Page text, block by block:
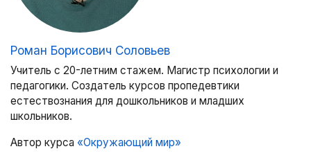
Роман Борисович Соловьев
Учитель с 20-летним стажем. Магистр психологии и
педагогики. Создатель курсов пропедевтики
естествознания для дошкольников и младших
школьников.
Автор курса «Окружающий мир»